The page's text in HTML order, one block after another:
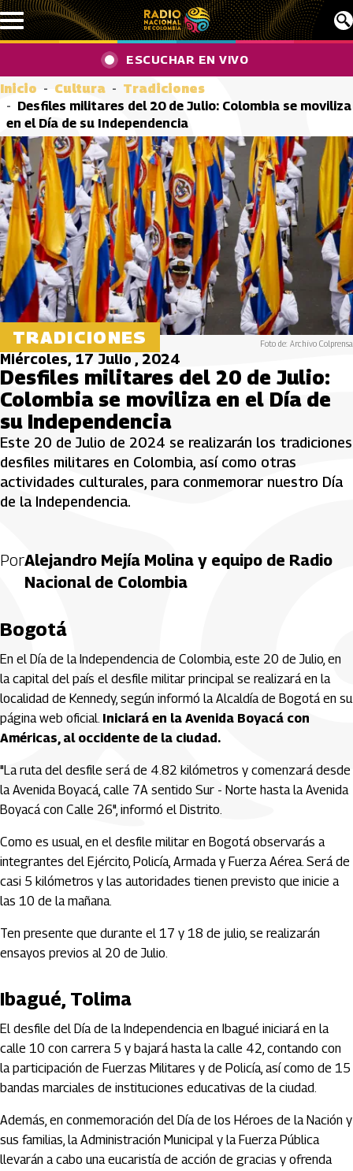
Pasar al contenido principal
ESCUCHAR EN VIVO
Inicio Cultura
Tradiciones
Desfiles militares del 20 de Julio: Colombia se moviliza
en el Día de su Independencia
TRADICIONES Foto de: Archivo Colprensa
Miércoles, 17 Julio , 2024
Desfiles militares del 20 de Julio:
Colombia se moviliza en el Día de
su Independencia
Este 20 de Julio de 2024 se realizarán los tradiciones
desfiles militares en Colombia, así como otras
actividades culturales, para conmemorar nuestro Día
de la Independencia.
PorAlejandro Mejía Molina y equipo de Radio
Nacional de Colombia
Bogotá
En el Día de la Independencia de Colombia, este 20 de Julio, en
la capital del país el desfile militar principal se realizará en la
localidad de Kennedy, según informó la Alcaldía de Bogotá en su
página web oficial. Iniciará en la Avenida Boyacá con
Américas, al occidente de la ciudad.
"La ruta del desfile será de 4.82 kilómetros y comenzará desde
la Avenida Boyacá, calle 7A sentido Sur - Norte hasta la Avenida
Boyacá con Calle 26", informó el Distrito.
Como es usual, en el desfile militar en Bogotá observarás a
integrantes del Ejército, Policía, Armada y Fuerza Aérea. Será de
casi 5 kilómetros y las autoridades tienen previsto que inicie a
las 10 de la mañana.
Ten presente que durante el 17 y 18 de julio, se realizarán
ensayos previos al 20 de Julio.
Ibagué, Tolima
El desfile del Día de la Independencia en Ibagué iniciará en la
calle 10 con carrera 5 y bajará hasta la calle 42, contando con
la participación de Fuerzas Militares y de Policía, así como de 15
bandas marciales de instituciones educativas de la ciudad.
Además, en conmemoración del Día de los Héroes de la Nación y
sus familias, la Administración Municipal y la Fuerza Pública
llevarán a cabo una eucaristía de acción de gracias y ofrenda